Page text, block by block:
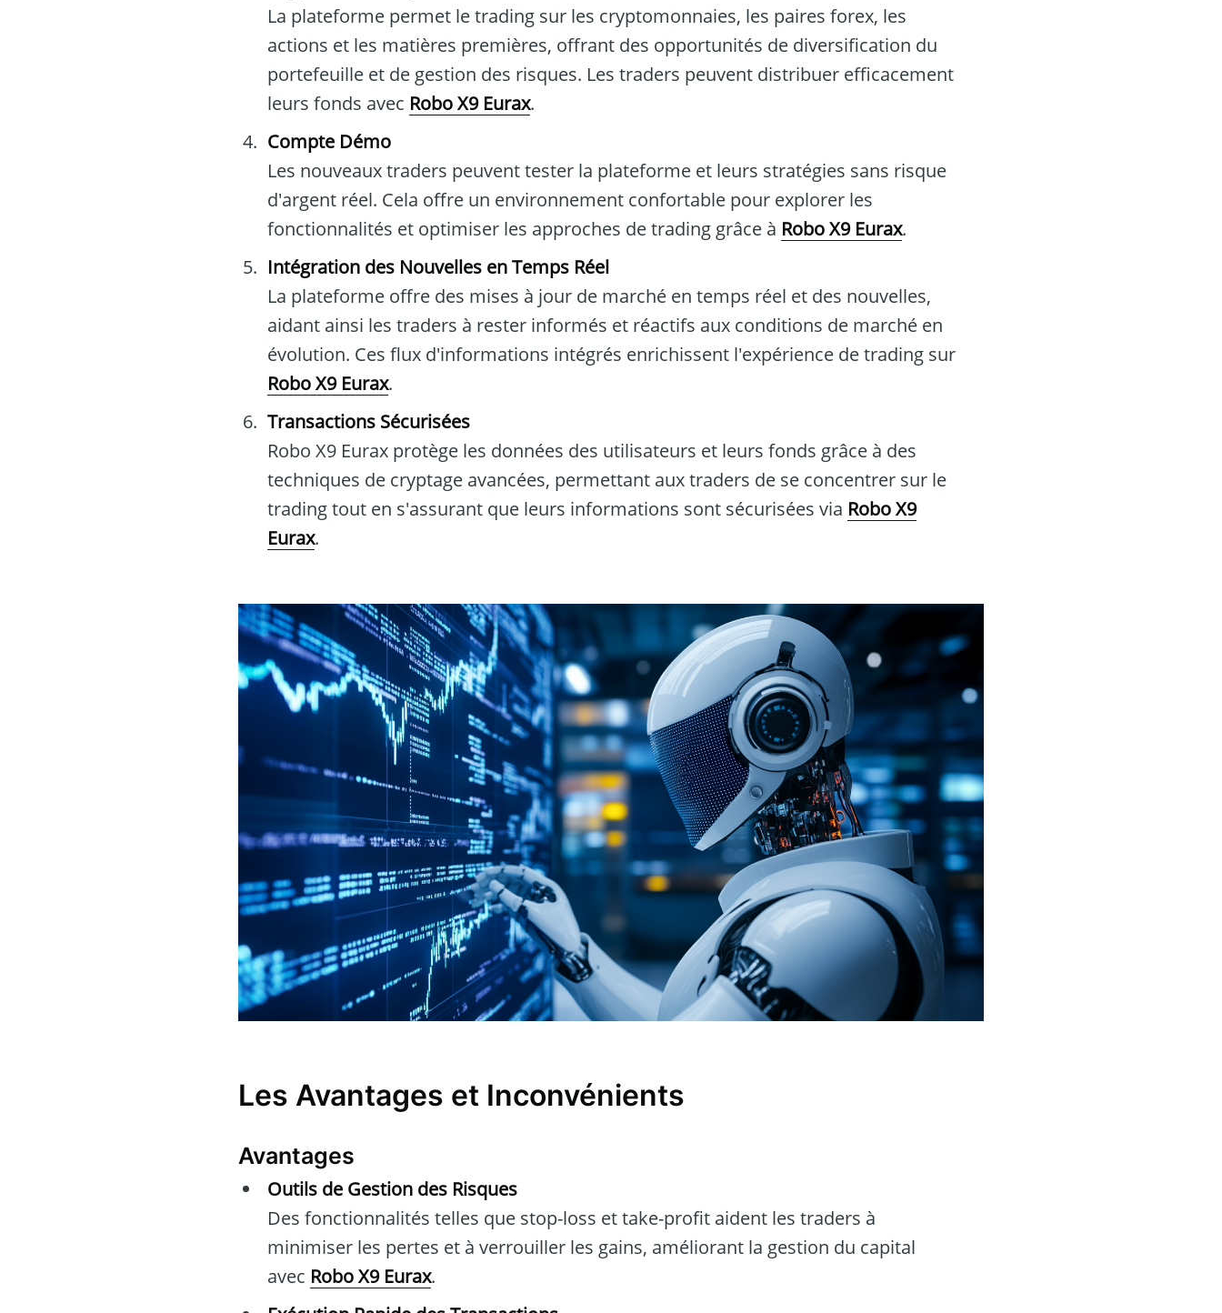
La plateforme permet le trading sur les cryptomonnaies, les paires forex, les
actions et les matières premières, offrant des opportunités de diversification du
portefeuille et de gestion des risques. Les traders peuvent distribuer efficacement
leurs fonds avec Robo X9 Eurax.
Compte Démo
Les nouveaux traders peuvent tester la plateforme et leurs stratégies sans risque
d'argent réel. Cela offre un environnement confortable pour explorer les
fonctionnalités et optimiser les approches de trading grâce à Robo X9 Eurax.
Intégration des Nouvelles en Temps Réel
La plateforme offre des mises à jour de marché en temps réel et des nouvelles,
aidant ainsi les traders à rester informés et réactifs aux conditions de marché en
évolution. Ces flux d'informations intégrés enrichissent l'expérience de trading sur
Robo X9 Eurax.
Transactions Sécurisées
Robo X9 Eurax protège les données des utilisateurs et leurs fonds grâce à des
techniques de cryptage avancées, permettant aux traders de se concentrer sur le
trading tout en s'assurant que leurs informations sont sécurisées via Robo X9
Eurax.
Les Avantages et Inconvénients
Avantages
Outils de Gestion des Risques
Des fonctionnalités telles que stop-loss et take-profit aident les traders à
minimiser les pertes et à verrouiller les gains, améliorant la gestion du capital
avec Robo X9 Eurax.